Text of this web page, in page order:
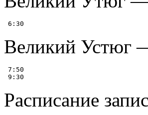
Великий Устюг
7:50
Расписание